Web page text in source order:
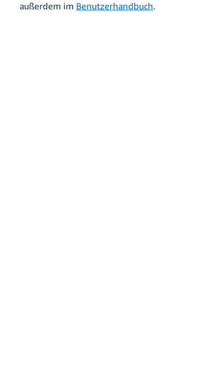
außerdem im Benutzerhandbuch.